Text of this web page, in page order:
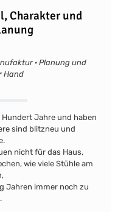
Charakter und
· Planung und
Hand
Hundert Jahre und haben
sind blitzneu und
nicht für das Haus,
wie viele Stühle am
Jahren immer noch zu